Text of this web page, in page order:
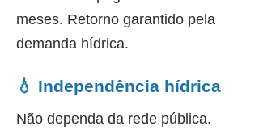
meses. Retorno garantido pela
demanda hídrica.
💧 Independência hídrica
Não dependa da rede pública.